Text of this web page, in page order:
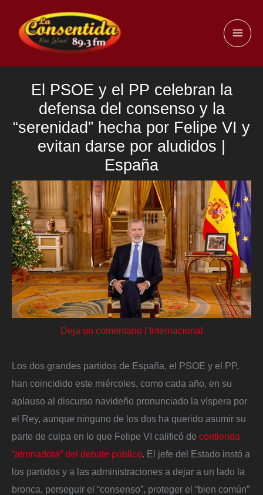
contenido
El PSOE y el PP celebran la
defensa del consenso y la
“serenidad” hecha por Felipe VI y
evitan darse por aludidos |
España
Deja un comentario / Internacional
Los dos grandes partidos de España, el PSOE y el PP,
han coincidido este miércoles, como cada año, en su
aplauso al discurso navideño pronunciado la víspera por
el Rey, aunque ninguno de los dos ha querido asumir su
parte de culpa en lo que Felipe VI calificó de contienda
“atronadora” del debate público. El jefe del Estado instó a
los partidos y a las administraciones a dejar a un lado la
bronca, perseguir el “consenso”, proteger el “bien común”